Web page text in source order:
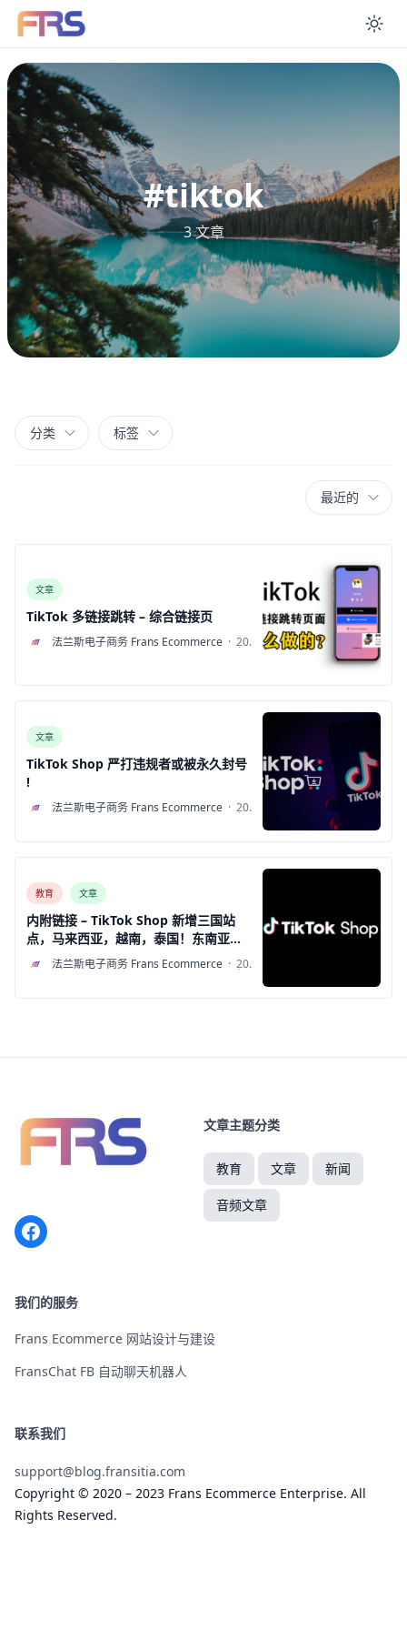
#tiktok
3 文章
分类 标签
最近的
文章
TikTok 多链接跳转 – 综合链接页
F 法兰斯电子商务 Frans Ecommerce · 2022
年7
文章
TikTok Shop 严打违规者或被永久封号
!
F 法兰斯电子商务 Frans Ecommerce · 2022
年7
教育 文章
内附链接 – TikTok Shop 新增三国站
点，马来西亚，越南，泰国！东南亚跨
境新商机，注册流程教学！
F 法兰斯电子商务 Frans Ecommerce · 2022
年7
Facebook
文章主题分类
教育 文章 新闻
音频文章
我们的服务
Frans Ecommerce 网站设计与建设
FransChat FB 自动聊天机器人
联系我们
support@blog.fransitia.com
Copyright © 2020 – 2023 Frans Ecommerce Enterprise. All
Rights Reserved.